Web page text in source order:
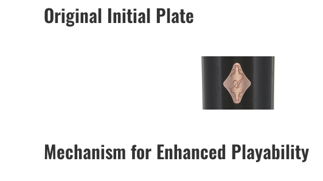
Original Initial Plate
Mechanism for Enhanced Playability